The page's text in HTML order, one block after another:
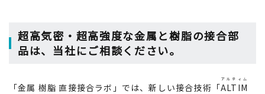
超高気密・超高強度な金属と樹脂の接合部
品は、当社にご相談ください。
「金属 樹脂 直接接合ラボ」では、新しい接合技術「ALTIM
アルティム